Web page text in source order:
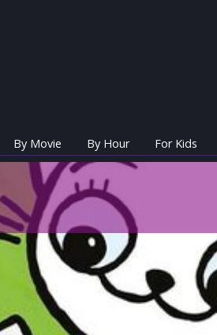
By Movie By Hour For Kids